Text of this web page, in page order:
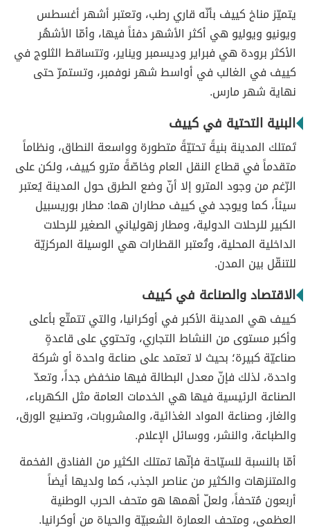
يتميّز مناخ كييف بأنّه قاري رطب، وتعتبر أشهر أغسطس
ويونيو ويوليو هي أكثر الأشهر دفئاً فيها، وأمّا الأشهُر
الأكثر برودة هي فبراير وديسمبر ويناير، وتتساقط الثلوج في
كييف في الغالب في أواسط شهر نوفمبر، وتستمرّ حتى
نهاية شهر مارس.
البنية التحتية في كييف
تَمتلك المدينة بنيةً تحتيّةً متطورة وواسعة النطاق، ونظاماً
متقدماً في قطاع النقل العام وخاصّةً مترو كييف، ولكن على
الرّغم من وجود المترو إلا أنّ وضع الطرق حول المدينة يُعتبر
سيئاً، كما ويوجد في كييف مطاران هما: مطار بوريسبيل
الكبير للرحلات الدولية، ومطار زهولياني الصغير للرحلات
الداخلية المحلية، وتُعتبر القطارات هي الوسيلة المركزيّة
للتنقّل بين المدن.
الاقتصاد والصناعة في كييف
كييف هي المدينة الأكبر في أوكرانيا، والتي تتمتّع بأعلى
وأكبر مستوى من النشاط التجاري، وتحتوي على قاعدةٍ
صناعيّة كبيرة؛ بحيث لا تعتمد على صناعة واحدة أو شركة
واحدة، لذلك فإنّ معدل البطالة فيها منخفض جداً، وتعدّ
الصناعة الرئيسية فيها هي الخدمات العامة مثل الكهرباء،
والغاز، وصناعة المواد الغذائية، والمشروبات، وتصنيع الورق،
والطباعة، والنشر، ووسائل الإعلام.
أمّا بالنسبة للسيّاحة فإنّها تمتلك الكثير من الفنادق الفخمة
والمتنزهات والكثير من عناصر الجذب، كما ولديها أيضاً
أربعون مُتحفاً، ولعلّ أهمها هو متحف الحرب الوطنية
العظمى، ومتحف العمارة الشعبيّة والحياة من أوكرانيا.